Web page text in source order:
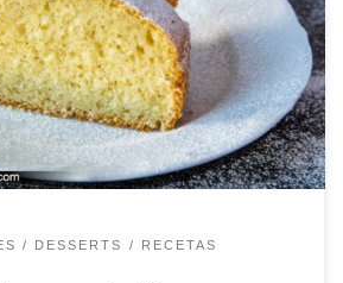
del bizcocho de coco sin
/ DESSERTS RECETAS